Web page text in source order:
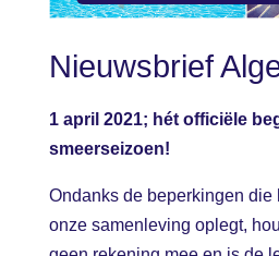
Nieuwsbrief
1 april 2021; hét officiële
smeerseizoen!
Ondanks de beperkingen die
onze samenleving oplegt,